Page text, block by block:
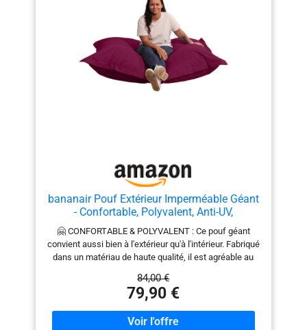
remplissage de pouf sans
HBCD et conforme à la
norme REACH. Perles EPS
d'environ 3 à 4 mm de
diamètre. Le rembourrage
allemand du pouf est
fabriqué en Allemagne et
bleu, noir, rouge et mûre)
bananair Pouf Extérieur Imperméable Géant
- Confortable, Polyvalent, Anti-UV,
Déhoussable - Pouf XXL de Jardin - Gros
Coussin Extérieur Garni de Mousse - 180 x
140 cm - Rouge
🤗 CONFORTABLE & POLYVALENT : Ce pouf géant
convient aussi bien à l'extérieur qu'à l'intérieur. Fabriqué
dans un matériau de haute qualité, il est agréable au
vous assure une expérience d'assise confortable.
Facile à manipuler et spacieux, il se prête à différentes
dispositions pour s'adapter parfaitement à la posture
souhaitée. 💦​​ IMPERMÉABLE & ANTI-UV ☀️ : Doté d'un
84,00 €
79,90 €